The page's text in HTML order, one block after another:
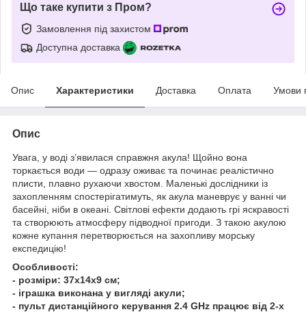
Що таке купити з Пром?
Замовлення під захистом
Доступна доставка
Опис Характеристики Доставка Оплата Умови
Опис
Увага, у воді з’явилася справжня акула! Щойно вона
торкається води — одразу оживає та починає реалістично
плисти, плавно рухаючи хвостом. Маленькі дослідники із
захопленням спостерігатимуть, як акула маневрує у ванні чи
басейні, ніби в океані. Світлові ефекти додають грі яскравості
та створюють атмосферу підводної пригоди. З такою акулою
кожне купання перетворюється на захопливу морську
експедицію!
Особливості:
- розміри: 37х14х9 см;
- іграшка виконана у вигляді акули;
- пульт дистанційного керування 2.4 GHz працює від 2-х